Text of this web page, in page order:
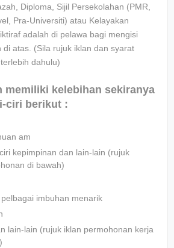
Diploma, Sijil Persekolahan (PMR,
Pra-Universiti) atau Kelayakan
adalah di pelawa bagi mengisi
di atas. (Sila rujuk iklan dan syarat
dahulu)
memiliki kelebihan sekiranya
ciri berikut :
am
kepimpinan dan lain-lain (rujuk
di bawah)
imbuhan menarik
lain-lain (rujuk iklan permohonan kerja